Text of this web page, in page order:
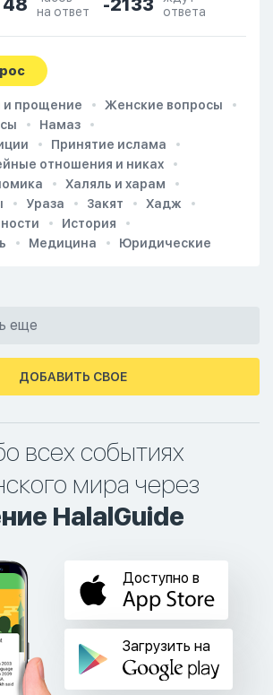
48
на ответ
-2133
ответа
и прощение
Женские вопросы
Намаз
Принятие ислама
отношения и никах
Халяль и харам
Ураза Закят
Хадж
История
Медицина Юридические
еще
ДОБАВИТЬ СВОЕ
всех событиях
мира через
HalalGuide
Доступно в
Загрузить на